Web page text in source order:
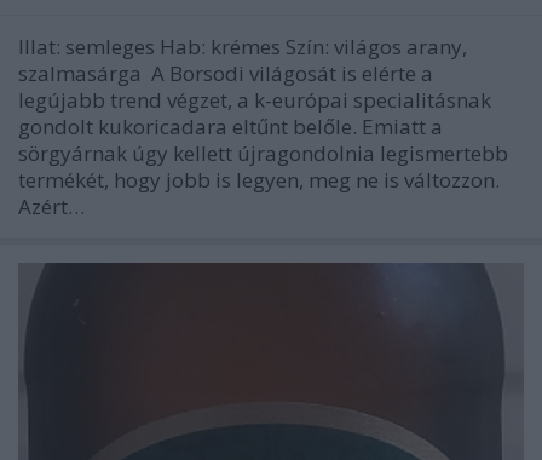
Illat: semleges Hab: krémes Szín: világos arany,
szalmasárga A Borsodi világosát is elérte a
legújabb trend végzet, a k-európai specialitásnak
gondolt kukoricadara eltűnt belőle. Emiatt a
sörgyárnak úgy kellett újragondolnia legismertebb
termékét, hogy jobb is legyen, meg ne is változzon.
Azért…